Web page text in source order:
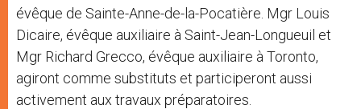
évêque de Sainte-Anne-de-la-Pocatière. Mgr Louis
Dicaire, évêque auxiliaire à Saint-Jean-Longueuil et
Mgr Richard Grecco, évêque auxiliaire à Toronto,
agiront comme substituts et participeront aussi
activement aux travaux préparatoires.